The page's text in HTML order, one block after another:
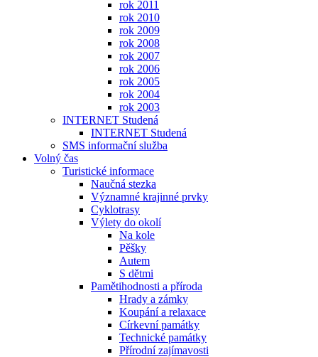
rok 2011
rok 2010
rok 2009
rok 2008
rok 2007
rok 2006
rok 2005
rok 2004
rok 2003
INTERNET Studená
INTERNET Studená
SMS informační služba
Volný čas
Turistické informace
Naučná stezka
Významné krajinné prvky
Cyklotrasy
Výlety do okolí
Na kole
Pěšky
Autem
S dětmi
Pamětihodnosti a příroda
Hrady a zámky
Koupání a relaxace
Církevní památky
Technické památky
Přírodní zajímavosti